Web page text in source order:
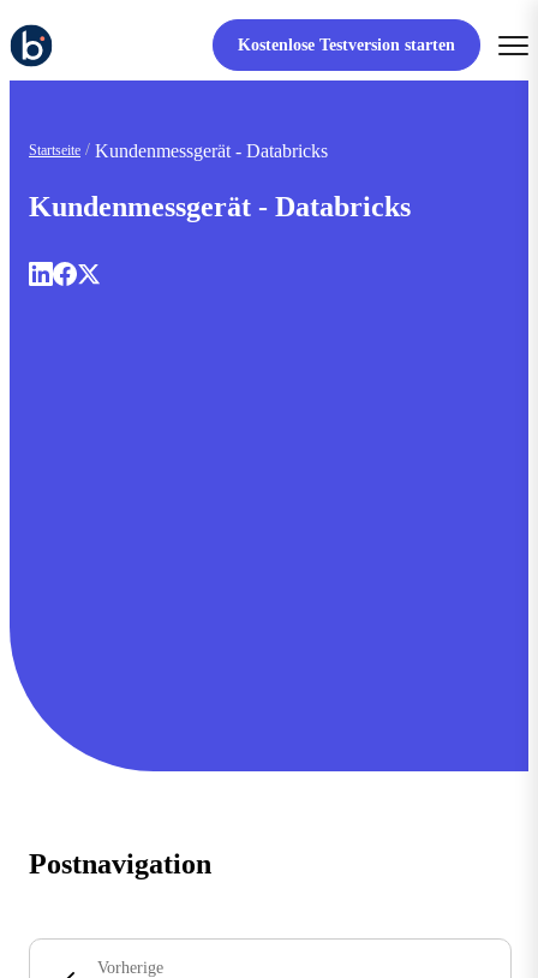
Kostenlose Testversion starten
Startseite Kundenmessgerät - Databricks
Kundenmessgerät - Databricks
Postnavigation
Vorherige